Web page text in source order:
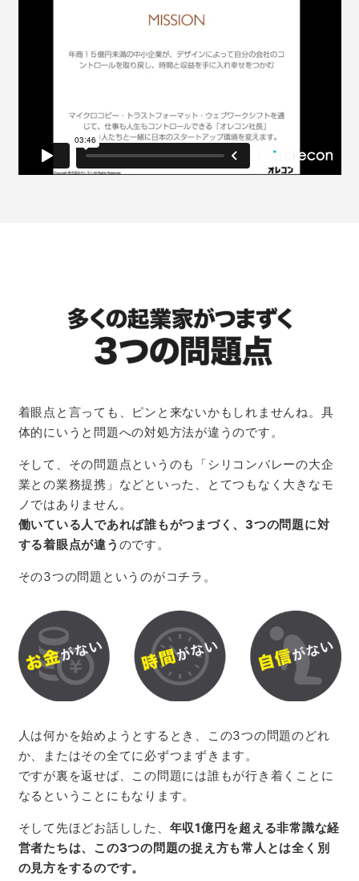
着眼点と言っても、ピンと来ないかもしれませんね。具
体的にいうと問題への対処方法が違うのです。
そして、その問題点というのも「シリコンバレーの大企
業との業務提携」などといった、とてつもなく大きなモ
ノ ではありません。
働いている人であれば誰もがつまづく、3つの問題に対
する着眼点が違う のです。
その3つの問題というのがコチラ。
人は何かを始めようとするとき、この3つの問題のどれ
か、またはその全てに必ずつまずきます。
ですが裏を返せば、この問題には誰もが行き着くことに
なるということにもなります。
そして先ほどお話しした、 年収1億円を超える非常識な経
営者たちは、この3つの問題の捉え方も常人とは全く別
の見方をするのです。